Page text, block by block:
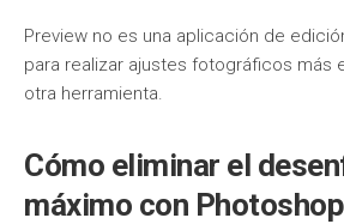
Preview no es una aplicación de
para realizar ajustes fotográficos más
otra herramienta.
Cómo eliminar el
máximo con Photoshop